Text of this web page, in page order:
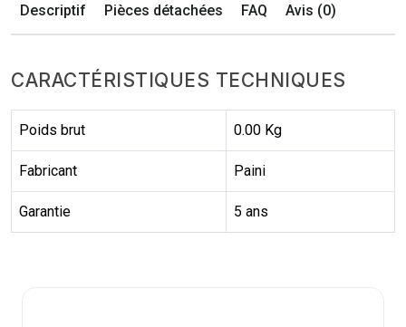
Descriptif Pièces détachées FAQ Avis (0)
CARACTÉRISTIQUES TECHNIQUES
Poids brut 0.00 Kg
Fabricant Paini
Garantie 5 ans